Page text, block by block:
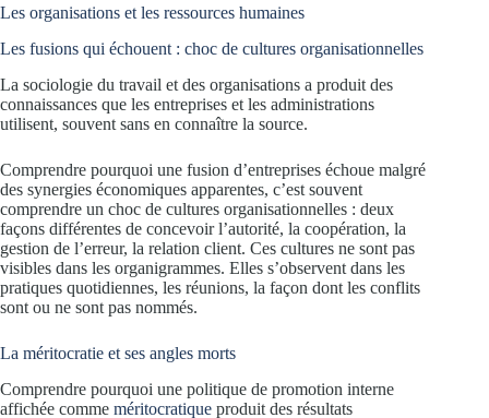
Les organisations et les ressources humaines
Les fusions qui échouent : choc de cultures organisationnelles
La sociologie du travail et des organisations a produit des
connaissances que les entreprises et les administrations
utilisent, souvent sans en connaître la source.
Comprendre pourquoi une fusion d’entreprises échoue malgré
des synergies économiques apparentes, c’est souvent
comprendre un choc de cultures organisationnelles : deux
façons différentes de concevoir l’autorité, la coopération, la
gestion de l’erreur, la relation client. Ces cultures ne sont pas
visibles dans les organigrammes. Elles s’observent dans les
pratiques quotidiennes, les réunions, la façon dont les conflits
sont ou ne sont pas nommés.
La méritocratie et ses angles morts
Comprendre pourquoi une politique de promotion interne
affichée comme méritocratique produit des résultats